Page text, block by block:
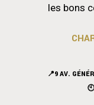
les bons
📍9 AV.